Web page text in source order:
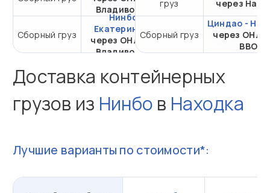
Владивосток
Сборный груз
Нинбо -
Екатеринбург
через ОНЛ-НУП
Владивосток
от 22 450,28 ₽ за 1
м³
груз
через
Сборный груз
Циндао -
через ОНЛ-
ВВО
Доставка контейнерных
грузов из Нинбо в Находка
Лучшие варианты по стоимости*: